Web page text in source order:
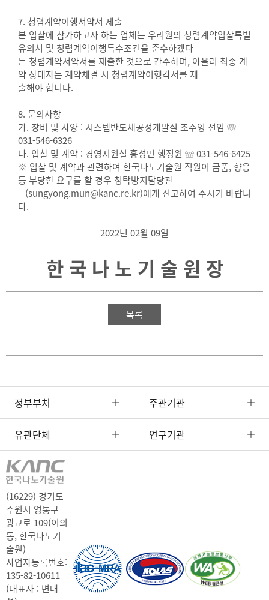
7. 청렴계약이행서약서 제출
본 입찰에 참가하고자 하는 업체는 우리원의 청렴계약입찰특별
유의서 및 청렴계약이행특수조건을 준수하겠다
는 청렴계약서약서를 제출한 것으로 간주하며, 아울러 최종 계
약 상대자는 계약체결 시 청렴계약이행각서를 제
출해야 합니다.
8. 문의사항
가. 장비 및 사양 : 시스템반도체공정개발실 조주영 선임 ☏
031-546-6326
나. 입찰 및 계약 : 경영지원실 홍성민 행정원 ☏ 031-546-6425
※ 입찰 및 계약과 관련하여 한국나노기술원 직원이 금품, 향응
등 부당한 요구를 할 경우 청탁방지담당관
(sungyong.mun@kanc.re.kr)에게 신고하여 주시기 바랍니
다.
2022년 02월 09일
한 국 나 노 기 술 원 장
목록
정부부처 주관기관
유관단체 연구기관
(16229) 경기도
수원시 영통구
광교로 109(이의
동, 한국나노기
술원)
사업자등록번호:
135-82-10611
(대표자 : 변대